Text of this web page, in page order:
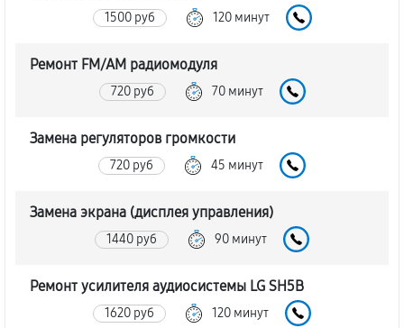
1500 руб 120 минут
Ремонт FM/AM радиомодуля
720 руб 70 минут
Замена регуляторов громкости
720 руб 45 минут
Замена экрана (дисплея управления)
1440 руб 90 минут
Ремонт усилителя аудиосистемы LG SH5B
1620 руб 120 минут